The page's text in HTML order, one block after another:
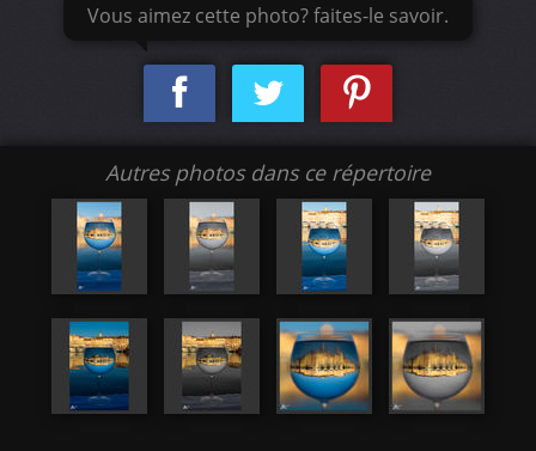
Vous aimez cette photo? faites-le savoir.
Autres photos dans ce répertoire